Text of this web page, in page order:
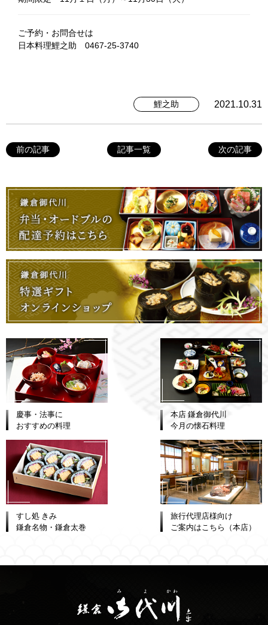
ご予約・お問合せは
日本料理鯉之助 0467-25-3740
鯉之助 2021.10.31
前の記事 記事一覧 次の記事
慶事・法事に
おすすめの料理
本店 鎌倉御代川
今月の懐石料理
すし処 きみ
鎌倉名物・鎌倉太巻
旅行代理店様向け
ご案内はこちら（本店）